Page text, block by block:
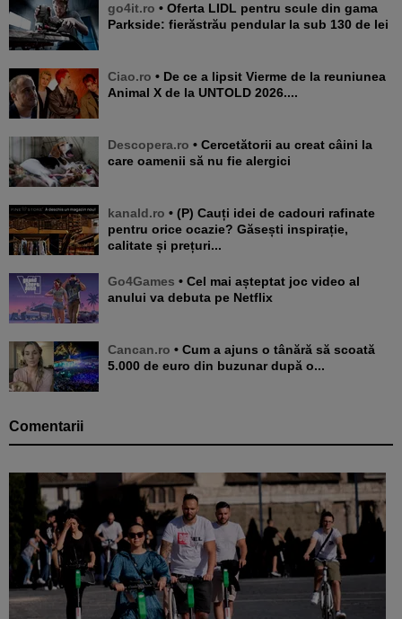
go4it.ro • Oferta LIDL pentru scule din gama
Parkside: fierăstrău pendular la sub 130 de lei
Ciao.ro • De ce a lipsit Vierme de la reuniunea
Animal X de la UNTOLD 2026....
Descopera.ro • Cercetătorii au creat câini la
care oamenii să nu fie alergici
kanald.ro • (P) Cauți idei de cadouri rafinate
pentru orice ocazie? Găsești inspirație,
calitate și prețuri...
Go4Games • Cel mai așteptat joc video al
anului va debuta pe Netflix
Cancan.ro • Cum a ajuns o tânără să scoată
5.000 de euro din buzunar după o...
Comentarii